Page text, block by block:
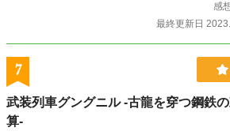
感
最終更新日
7
武装列車グングニル -古龍を穿つ鋼鉄
算-